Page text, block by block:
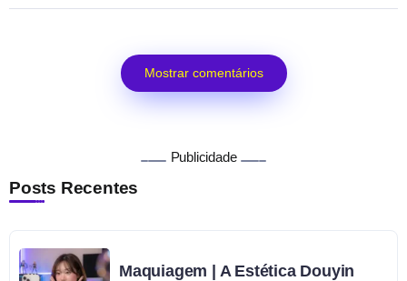
Mostrar comentários
Publicidade
Posts Recentes
Maquiagem | A Estética Douyin